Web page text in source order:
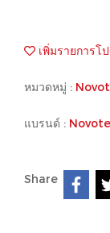
เพิ่มรายการโ
หมวดหมู่ :
แบรนด์ :
Share